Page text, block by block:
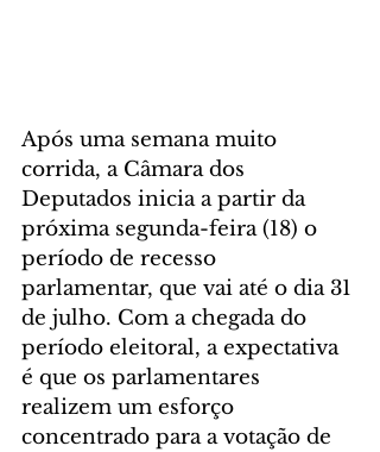
Após uma semana muito
corrida, a Câmara dos
Deputados inicia a partir da
próxima segunda-feira (18) o
período de recesso
parlamentar, que vai até o dia 31
de julho. Com a chegada do
período eleitoral, a expectativa
é que os parlamentares
realizem um esforço
concentrado para a votação de